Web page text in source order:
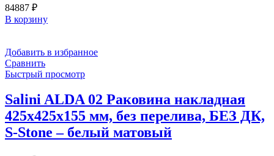
84887 ₽
В корзину
Добавить в избранное
Сравнить
Быстрый просмотр
Salini ALDA 02 Раковина накладная
425х425х155 мм, без перелива, БЕЗ ДК,
S-Stone – белый матовый